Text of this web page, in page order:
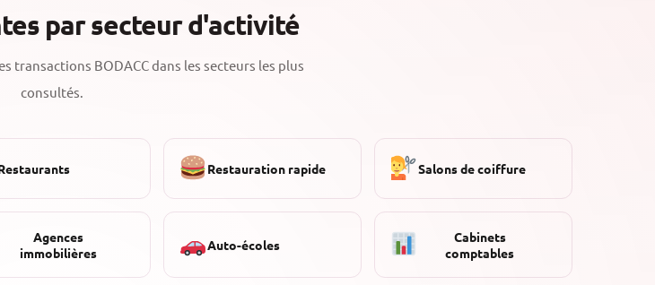
par secteur d'activité
transactions BODACC dans les secteurs les plus
consultés.
Restauration rapide Salons de coiffure
Agences
immobilières
Auto-écoles
Cabinets
comptables